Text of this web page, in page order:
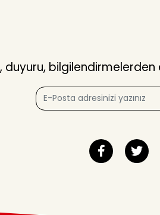
duyuru,